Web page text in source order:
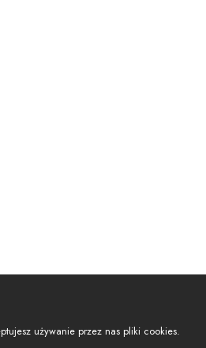
używanie przez nas pliki cookies.